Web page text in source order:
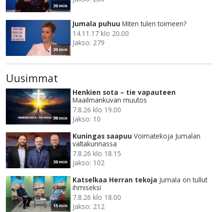
30 min
30 min
Jumala puhuu Miten tulen toimeen?
14.11.17 klo 20.00
Jakso: 279
Uusimmat
30 min
Henkien sota – tie vapauteen
Maailmankuvan muutos
7.8.26 klo 19.00
Jakso: 10
30 min
Kuningas saapuu Voimatekoja Jumalan
valtakunnassa
7.8.26 klo 18.15
Jakso: 102
15 min
Katselkaa Herran tekoja Jumala on tullut
ihmiseksi
7.8.26 klo 18.00
Jakso: 212